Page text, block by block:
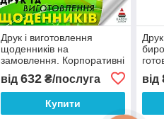
Друк і виготовлення
щоденників на
замовлення. Корпоративні
щоденники з логотипами
(тільки ОПТ від 10 штук)
від 632₴/послуга
Купити
від